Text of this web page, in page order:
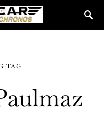
TAG